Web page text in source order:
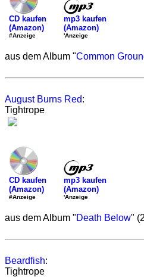
CD kaufen
(Amazon)
#Anzeige
mp3 kaufen
(Amazon)
'Anzeige
aus dem Album "Common
August Burns Red:
Tightrope
CD kaufen
(Amazon)
#Anzeige
mp3 kaufen
(Amazon)
'Anzeige
aus dem Album "Death Below"
Beardfish:
Tightrope